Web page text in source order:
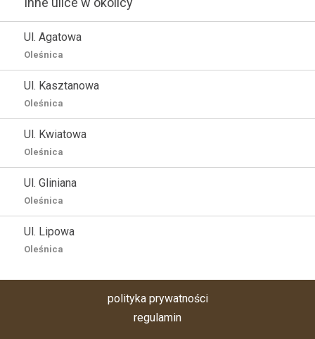
Ul. Agatowa
Oleśnica
Ul. Kasztanowa
Oleśnica
Ul. Kwiatowa
Oleśnica
Ul. Gliniana
Oleśnica
Ul. Lipowa
Oleśnica
polityka prywatności
regulamin